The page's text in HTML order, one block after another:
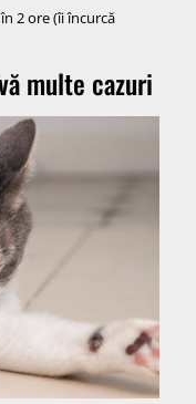
2 ore (îi încurcă
multe cazuri